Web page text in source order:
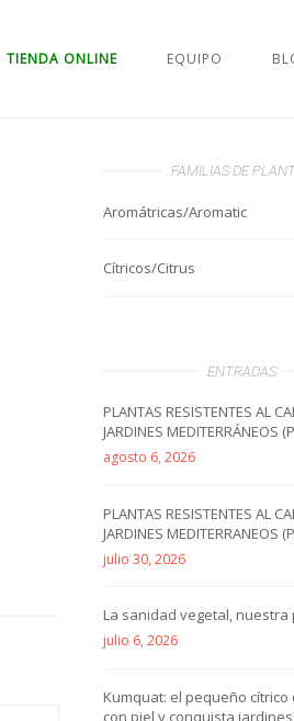
TIENDA ONLINE EQUIPO
FAMILIAS DE
Aromátricas/Aromatic
Cítricos/Citrus
ENTRADAS
PLANTAS RESISTENTES AL
JARDINES MEDITERRÁNEOS
agosto 6, 2026
PLANTAS RESISTENTES AL
JARDINES MEDITERRANEOS
julio 30, 2026
La sanidad vegetal, nuestra
julio 6, 2026
Kumquat: el pequeño cítrico
con piel y conquista